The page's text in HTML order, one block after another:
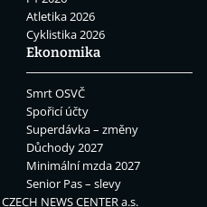
Atletika 2026
Cyklistika 2026
Ekonomika
Smrt OSVČ
Spořicí účty
Superdávka – změny
Důchody 2027
Minimální mzda 2027
Senior Pas – slevy
CZECH NEWS CENTER a.s.